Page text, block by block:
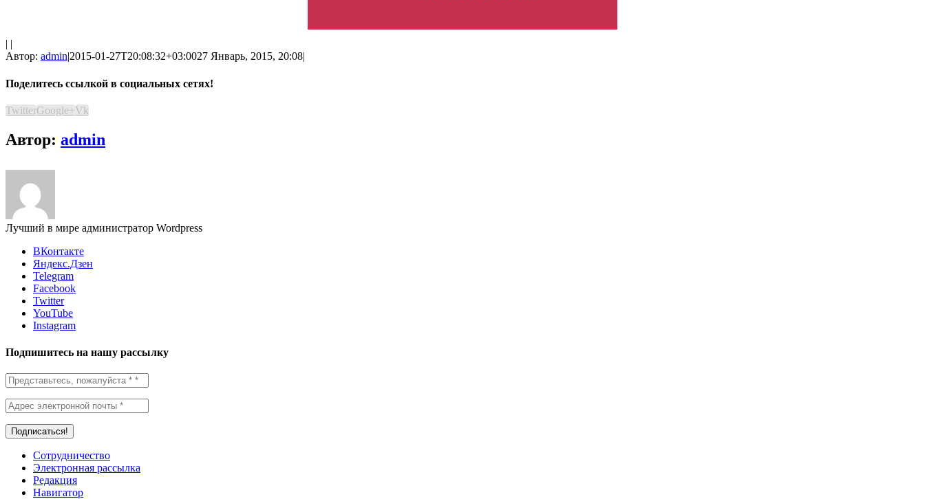
| |
Автор: admin|2015-01-27T20:08:32+03:0027 Январь, 2015, 20:08|
Поделитесь ссылкой в социальных сетях!
TwitterGoogle+Vk
Автор: admin
Лучший в мире администратор Wordpress
ВКонтакте
Яндекс.Дзен
Telegram
Facebook
Twitter
YouTube
Instagram
Подпишитесь на нашу рассылку
Сотрудничество
Электронная рассылка
Редакция
Навигатор